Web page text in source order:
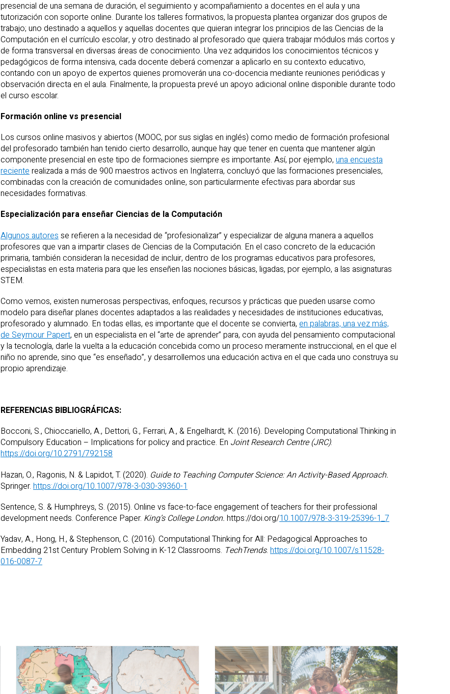
presencial de una semana de duración, el seguimiento y acompañamiento a docentes en el aula y una
tutorización con soporte online. Durante los talleres formativos, la propuesta plantea organizar dos grupos de
trabajo; uno destinado a aquellos y aquellas docentes que quieran integrar los principios de las Ciencias de la
Computación en el currículo escolar, y otro destinado al profesorado que quiera trabajar módulos más cortos y
de forma transversal en diversas áreas de conocimiento. Una vez adquiridos los conocimientos técnicos y
pedagógicos de forma intensiva, cada docente deberá comenzar a aplicarlo en su contexto educativo,
contando con un apoyo de expertos quienes promoverán una co-docencia mediante reuniones periódicas y
observación directa en el aula. Finalmente, la propuesta prevé un apoyo adicional online disponible durante todo
el curso escolar.
Formación online vs presencial
Los cursos online masivos y abiertos (MOOC, por sus siglas en inglés) como medio de formación profesional
del profesorado también han tenido cierto desarrollo, aunque hay que tener en cuenta que mantener algún
componente presencial en este tipo de formaciones siempre es importante. Así, por ejemplo, una encuesta
recienterealizada a más de 900 maestros activos en Inglaterra, concluyó que las formaciones presenciales,
combinadas con la creación de comunidades online, son particularmente efectivas para abordar sus
necesidades formativas.
Especialización para enseñar Ciencias de la Computación
Algunos autores se refieren a la necesidad de “profesionalizar” y especializar de alguna manera a aquellos
profesores que van a impartir clases de Ciencias de la Computación. En el caso concreto de la educación
primaria, también consideran la necesidad de incluir, dentro de los programas educativos para profesores,
especialistas en esta materia para que les enseñen las nociones básicas, ligadas, por ejemplo, a las asignaturas
STEM.
Como vemos, existen numerosas perspectivas, enfoques, recursos y prácticas que pueden usarse como
modelo para diseñar planes docentes adaptados a las realidades y necesidades de instituciones educativas,
profesorado y alumnado. En todas ellas, es importante que el docente se convierta, en palabras, una vez más,
de Seymour Papert, en un especialista en el “arte de aprender” para, con ayuda del pensamiento computacional
y la tecnología, darle la vuelta a la educación concebida como un proceso meramente instruccional, en el que el
niño no aprende, sino que “es enseñado”, y desarrollemos una educación activa en el que cada uno construya su
propio aprendizaje.
REFERENCIAS BIBLIOGRÁFICAS:
Bocconi, S., Chioccariello, A., Dettori, G., Ferrari, A., & Engelhardt, K. (2016). Developing Computational Thinking in
Compulsory Education – Implications for policy and practice. En Joint Research Centre (JRC).
https://doi.org/10.2791/792158
Hazan, O., Ragonis, N. & Lapidot, T. (2020). Guide to Teaching Computer Science: An Activity-Based Approach.
Springer. https://doi.org/10.1007/978-3-030-39360-1
Sentence, S. & Humphreys, S. (2015). Online vs face-to-face engagement of teachers for their professional
development needs. Conference Paper. King’s College London. https://doi.org/10.1007/978-3-319-25396-1_7
Yadav, A., Hong, H., & Stephenson, C. (2016). Computational Thinking for All: Pedagogical Approaches to
Embedding 21st Century Problem Solving in K-12 Classrooms. TechTrends. https://doi.org/10.1007/s11528-
016-0087-7